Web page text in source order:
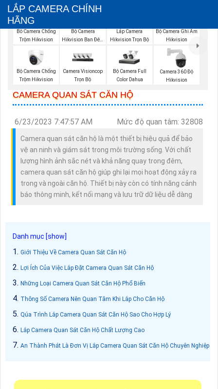
LẮP CAMERA CHÍNH
HÃNG
Bô Camera Chống
Trộm Hikvision
Bộ Camera
Hikvision Ban Đêm
Lắp Camera
Hikvision Trọn Bộ
Bộ Camera Ghi Âm
Hikvision
Bộ Camera Chống
Trộm Hikvision
Camera Visioncop
Trọn Bộ
Bộ Camera Full
Color Dahua
Camera 360 Độ
Hikvision
CAMERA QUAN SÁT CĂN HỘ
6/23/2023 7:47:57 AM Mức độ quan tâm: 32808
Camera quan sát căn hộ là một thiết bị hiệu quả để bảo
vệ an ninh và giám sát trong môi trường sống. Với chất
lượng hình ảnh sắc nét và khả năng quay trong đêm,
camera quan sát căn hộ giúp ghi lại mọi hoạt động xảy ra
trong và ngoài căn hộ. Thiết bị này còn có tính năng cảnh
báo thông minh, kết nối mạng và lưu trữ dữ liệu dễ dàng
Giới Thiệu Về Camera Quan Sát Căn Hộ
Lợi Ích Của Việc Lắp Đặt Camera Quan Sát Căn Hộ
Những Loại Camera Quan Sát Căn Hộ Phổ Biến
Thông Số Camera Nên Quan Tâm Khi Lắp Cho Căn Hộ
Qúa Trình Lắp Camera Quan Sát Căn Hộ Sao Cho Hợp Lý
Lắp Camera Quan Sát Căn Hộ Chất Lượng Cao
An Thành Phát Là Đơn Vị Lắp Camera Quan Sát Căn Hộ Chuyên Nghiệp